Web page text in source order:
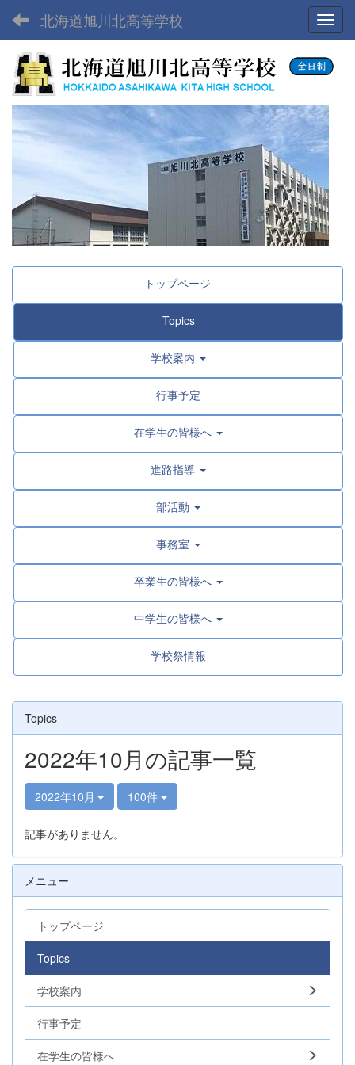
北海道旭川北高等学校
トップページ
Topics
学校案内
行事予定
在学生の皆様へ
進路指導
部活動
事務室
卒業生の皆様へ
中学生の皆様へ
学校祭情報
Topics
2022年10月の記事一覧
2022年10月 100件
記事がありません。
メニュー
トップページ
Topics
学校案内
行事予定
在学生の皆様へ